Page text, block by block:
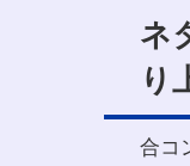
ネ
り
合コ